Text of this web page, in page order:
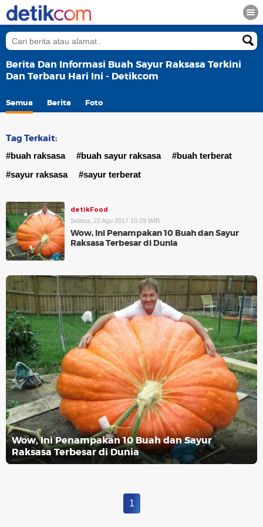
Berita Dan Informasi Buah Sayur Raksasa Terkini
Dan Terbaru Hari Ini - Detikcom
Semua Berita Foto
Tag Terkait:
#buah raksasa #buah sayur raksasa
#buah terberat
#sayur raksasa
#sayur terberat
detikFood
Selasa, 22 Agu 2017 10:29 WIB
Wow, Ini Penampakan 10 Buah dan Sayur
Raksasa Terbesar di Dunia
Wow, Ini Penampakan 10 Buah dan Sayur
Raksasa Terbesar di Dunia
1